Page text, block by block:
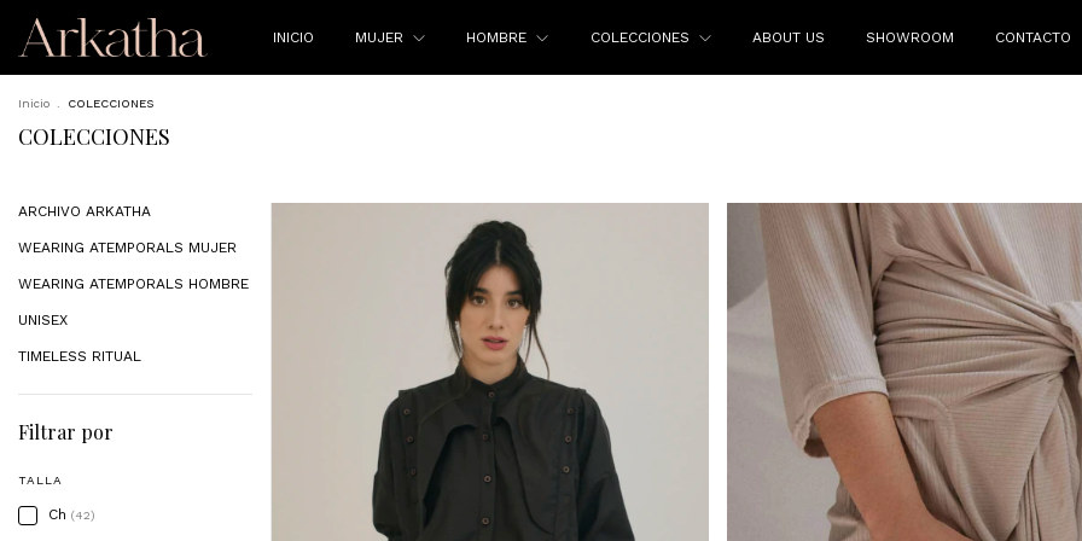
INICIO MUJER HOMBRE COLECCIONES ABOUT US SHOWROOM CONTACTO
Inicio COLECCIONES
COLECCIONES
ARCHIVO ARKATHA
WEARING ATEMPORALS MUJER
WEARING ATEMPORALS HOMBRE
UNISEX
TIMELESS RITUAL
Filtrar por
TALLA
Ch (42)